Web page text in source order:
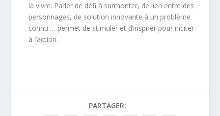
la vivre. Parler de défi à surmonter, de lien entre des
personnages, de solution innovante à un problème
connu … permet de stimuler et d’inspirer pour inciter
à l’action.
PARTAGER: